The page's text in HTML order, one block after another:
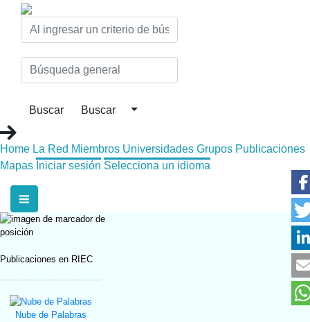
Home La Red Miembros Universidades Grupos Publicaciones
Mapas Iniciar sesión Selecciona un idioma
Publicaciones en RIEC
Nube de Palabras